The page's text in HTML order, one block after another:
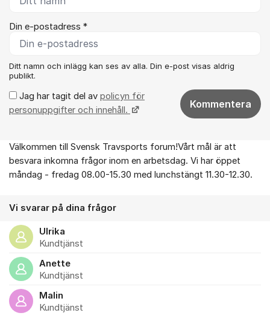
Din e-postadress *
Ditt namn och inlägg kan ses av alla. Din e-post visas aldrig
publikt.
Jag har tagit del av policyn för
personuppgifter och innehåll.
Kommentera
Om forumet
Välkommen till Svensk Travsports forum!Vårt mål är att
besvara inkomna frågor inom en arbetsdag. Vi har öppet
måndag - fredag 08.00-15.30 med lunchstängt 11.30-12.30.
Vi svarar på dina frågor
Ulrika
Kundtjänst
Anette
Kundtjänst
Malin
Kundtjänst